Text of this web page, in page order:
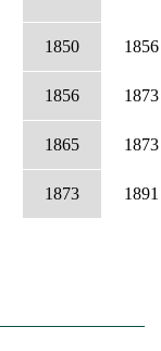
1850 1856
1856 1873
1865 1873
1873 1891